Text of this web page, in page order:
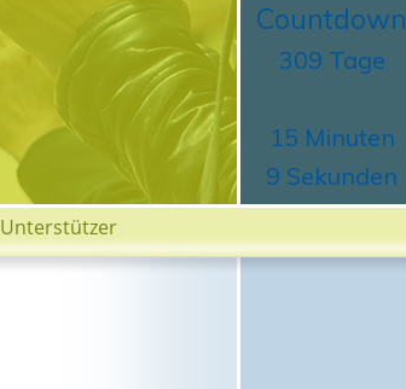
Countdown
309 Tage
15 Minuten
8 Sekunden
Unterstützer